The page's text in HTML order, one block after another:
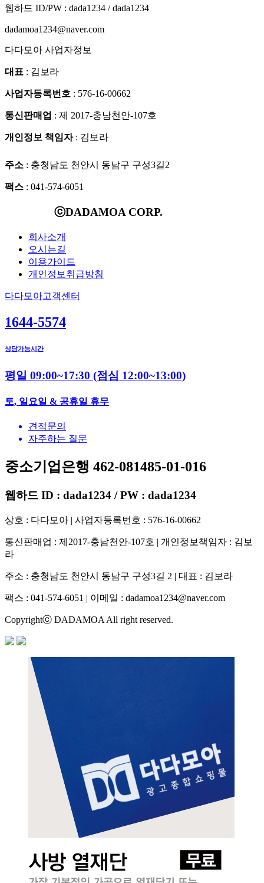
웹하드 ID/PW : dada1234 / dada1234
dadamoa1234@naver.com
다다모아 사업자정보
대표 : 김보라
사업자등록번호 : 576-16-00662
통신판매업 : 제 2017-충남천안-107호
개인정보 책임자: 김보라
주소 : 충청남도 천안시 동남구 구성3길2
팩스 : 041-574-6051
ⓒDADAMOA CORP.
회사소개
오시는길
이용가이드
개인정보취급방침
다다모아고객센터
1644-5574
상담가능시간
평일 09:00~17:30 (점심 12:00~13:00)
토, 일요일 & 공휴일 휴무
견적문의
자주하는 질문
중소기업은행 462-081485-01-016
웹하드 ID : dada1234 / PW : dada1234
상호 : 다다모아 | 사업자등록번호 : 576-16-00662
통신판매업 : 제2017-충남천안-107호 | 개인정보책임자 : 김보
라
주소 : 충청남도 천안시 동남구 구성3길 2 | 대표 : 김보라
팩스 : 041-574-6051 | 이메일 : dadamoa1234@naver.com
Copyrightⓒ DADAMOA All right reserved.